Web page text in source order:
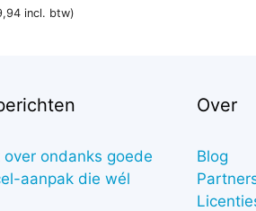
prijs
prijs
incl. btw)
ondanks goede
aanpak die wél
Over
Blog